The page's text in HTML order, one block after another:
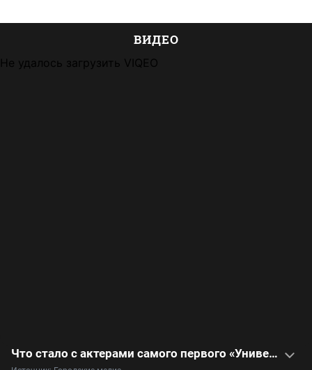
ВИДЕО
Не удалось загрузить VIQEO
Что стало с актерами самого первого «Универа» — видео